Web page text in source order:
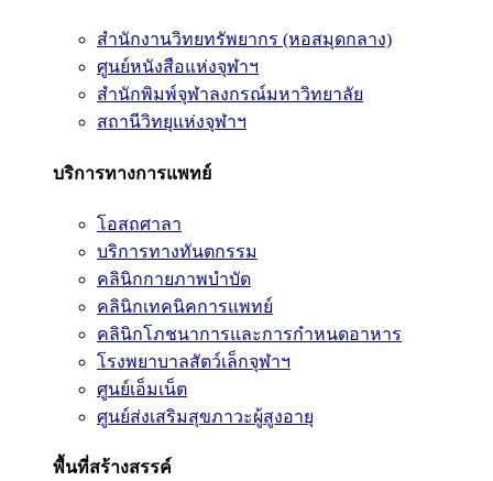
สำนักงานวิทยทรัพยากร (หอสมุดกลาง)
ศูนย์หนังสือแห่งจุฬาฯ
สำนักพิมพ์จุฬาลงกรณ์มหาวิทยาลัย
สถานีวิทยุแห่งจุฬาฯ
บริการทางการแพทย์
โอสถศาลา
บริการทางทันตกรรม
คลินิกกายภาพบำบัด
คลินิกเทคนิคการแพทย์
คลินิกโภชนาการและการกำหนดอาหาร
โรงพยาบาลสัตว์เล็กจุฬาฯ
ศูนย์เอ็มเน็ต
ศูนย์ส่งเสริมสุขภาวะผู้สูงอายุ
พื้นที่สร้างสรรค์